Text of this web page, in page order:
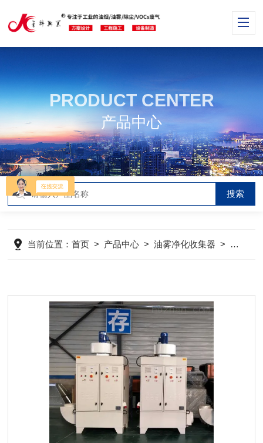
PRODUCT CENTER
产品中心
当前位置：首页 > 产品中心 >油雾净化收集器 > 静电式